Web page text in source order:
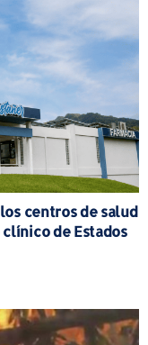
centros de salud
de Estados